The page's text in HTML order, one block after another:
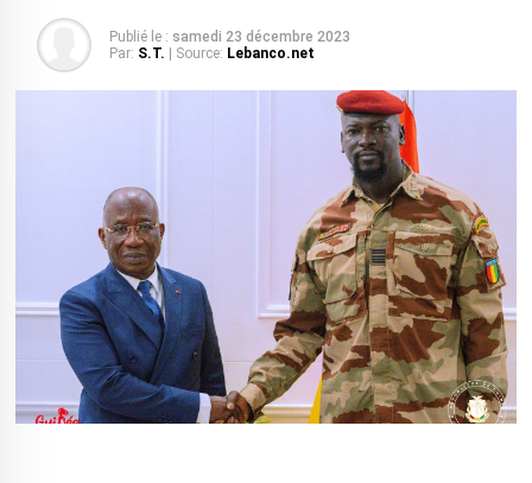
Publié le : samedi 23 décembre 2023
Par: S.T. | Source: Lebanco.net